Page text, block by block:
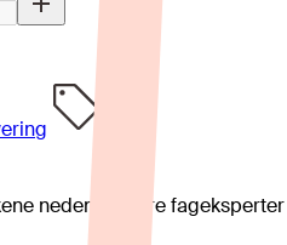
nedenfor. Våre fageksperter